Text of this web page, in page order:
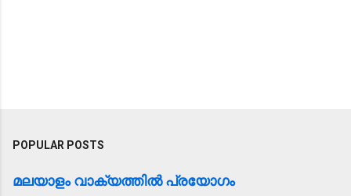
POPULAR POSTS
മലയാളം വാക്യത്തിൽ പ്രയോഗം